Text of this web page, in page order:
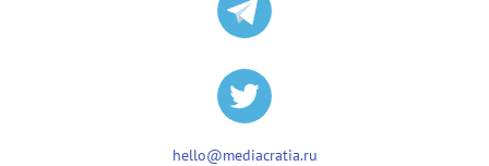
hello@mediacratia.ru